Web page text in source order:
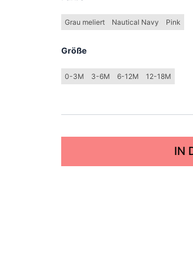
Grau meliert Nautical Navy Pink
Größe
0-3M 3-6M 6-12M 12-18M
IN